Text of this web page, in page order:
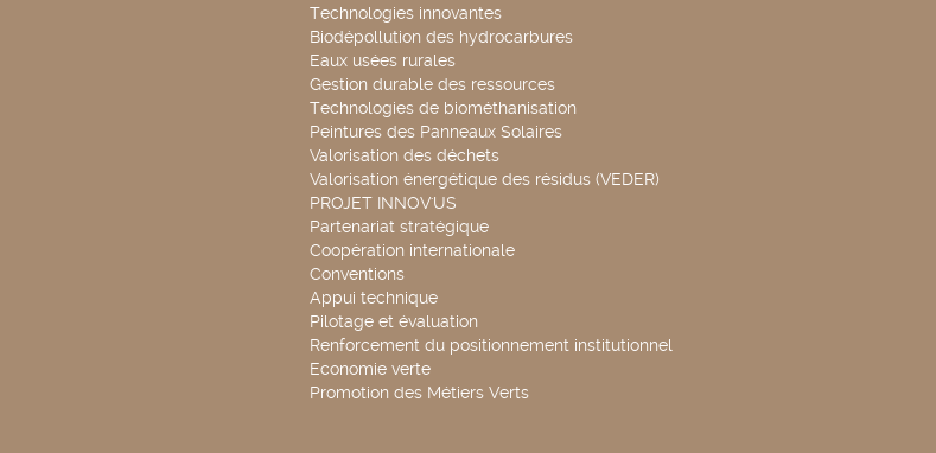
Technologies innovantes
Biodépollution des hydrocarbures
Eaux usées rurales
Gestion durable des ressources
Technologies de biométhanisation
Peintures des Panneaux Solaires
Valorisation des déchets
Valorisation énergétique des résidus (VEDER)
PROJET INNOV'US
Partenariat stratégique
Coopération internationale
Conventions
Appui technique
Pilotage et évaluation
Renforcement du positionnement institutionnel
Economie verte
Promotion des Métiers Verts